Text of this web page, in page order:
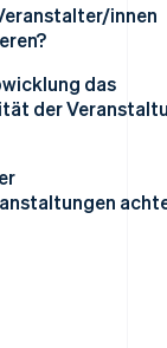
innen
Konto
das
der